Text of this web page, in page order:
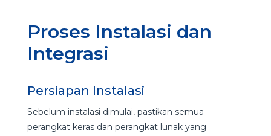
Proses Instalasi dan
Integrasi
Persiapan Instalasi
Sebelum instalasi dimulai, pastikan semua
perangkat keras dan perangkat lunak yang